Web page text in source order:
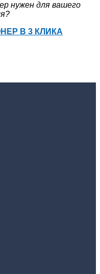
нужен для вашего
В 3 КЛИКА